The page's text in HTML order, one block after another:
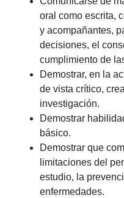
oral como escrita,
y acompañantes,
decisiones, el
cumplimiento de
Demostrar, en la
de vista crítico,
investigación.
Demostrar
básico.
Demostrar que
limitaciones del
estudio, la
enfermedades.